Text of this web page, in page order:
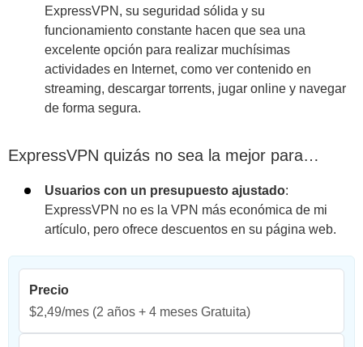
ExpressVPN, su seguridad sólida y su
funcionamiento constante hacen que sea una
excelente opción para realizar muchísimas
actividades en Internet, como ver contenido en
streaming, descargar torrents, jugar online y navegar
de forma segura.
ExpressVPN quizás no sea la mejor para…
Usuarios con un presupuesto ajustado:
ExpressVPN no es la VPN más económica de mi
artículo, pero ofrece descuentos en su página web.
Precio
$2,49/mes (2 años + 4 meses Gratuita)